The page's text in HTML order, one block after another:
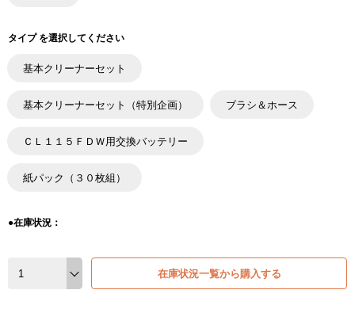
タイプ を選択してください
基本クリーナーセット
基本クリーナーセット（特別企画） ブラシ＆ホース
ＣＬ１１５ＦＤＷ用交換バッテリー
紙パック（３０枚組）
●在庫状況：
在庫状況一覧から購入する